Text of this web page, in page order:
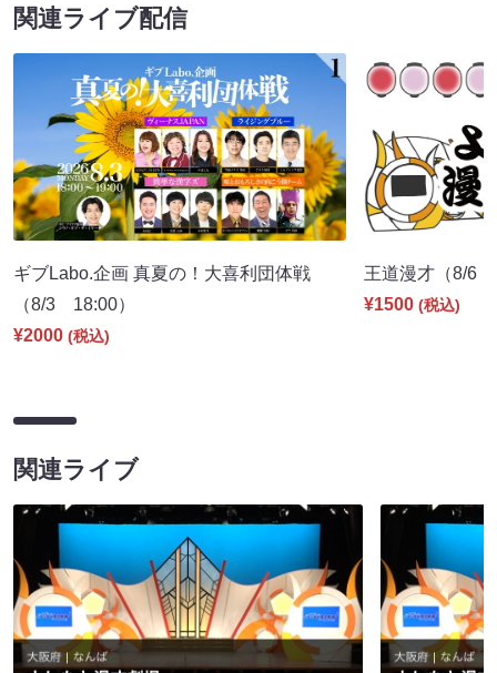
関連ライブ配信
ギブLabo.企画 真夏の！大喜利団体戦
（8/3 18:00）
¥2000 (税込)
王道漫才（8/6
¥1500 (税込)
関連ライブ